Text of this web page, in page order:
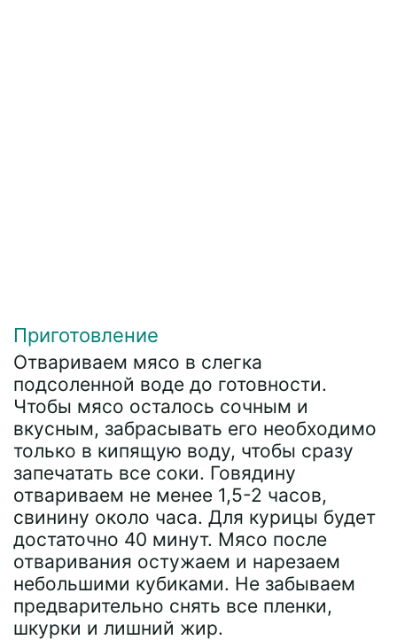
Приготовление
Отвариваем мясо в слегка
подсоленной воде до готовности.
Чтобы мясо осталось сочным и
вкусным, забрасывать его необходимо
только в кипящую воду, чтобы сразу
запечатать все соки. Говядину
отвариваем не менее 1,5-2 часов,
свинину около часа. Для курицы будет
достаточно 40 минут. Мясо после
отваривания остужаем и нарезаем
небольшими кубиками. Не забываем
предварительно снять все пленки,
шкурки и лишний жир.